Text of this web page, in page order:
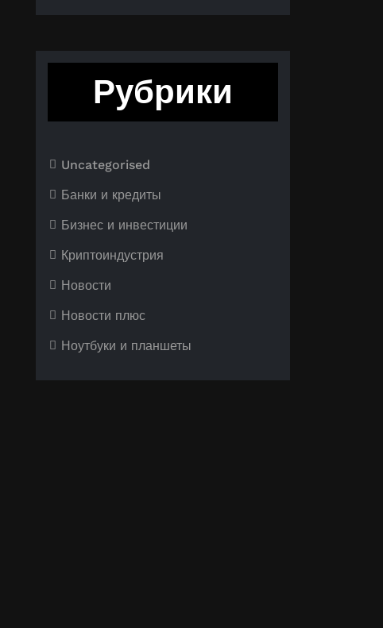
Рубрики
Uncategorised
Банки и кредиты
Бизнес и инвестиции
Криптоиндустрия
Новости
Новости плюс
Ноутбуки и планшеты